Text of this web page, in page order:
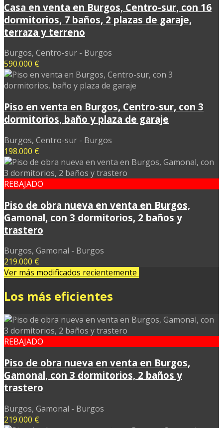
Casa en venta en Burgos, Centro-sur, con 16
dormitorios, 7 baños, 2 plazas de garaje,
terraza y terreno
Burgos, Centro-sur - Burgos
590.000 €
Piso en venta en Burgos, Centro-sur, con 3
dormitorios, baño y plaza de garaje
Burgos, Centro-sur - Burgos
198.000 €
REBAJADO
Piso de obra nueva en venta en Burgos,
Gamonal, con 3 dormitorios, 2 baños y
trastero
Burgos, Gamonal - Burgos
219.000 €
Ver más modificados recientemente
Los más eficientes
REBAJADO
Piso de obra nueva en venta en Burgos,
Gamonal, con 3 dormitorios, 2 baños y
trastero
Burgos, Gamonal - Burgos
219.000 €